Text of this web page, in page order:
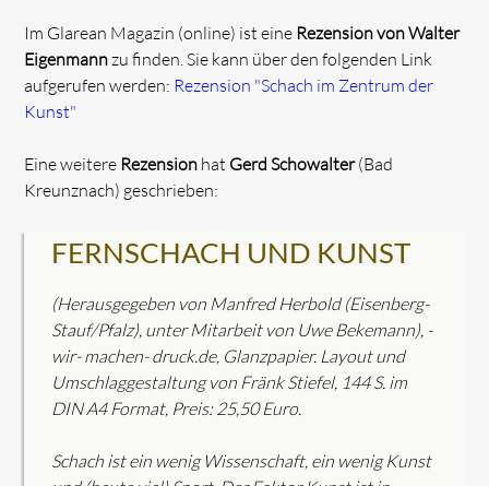
Im Glarean Magazin (online) ist eine Rezension von Walter
Eigenmannzu finden. Sie kann über den folgenden Link
aufgerufen werden: Rezension "Schach im Zentrum der
Kunst"
Eine weitere Rezension hat Gerd Schowalter(Bad
Kreunznach) geschrieben:
FERNSCHACH UND KUNST
(Herausgegeben von Manfred Herbold (Eisenberg-
Stauf/Pfalz), unter Mitarbeit von Uwe Bekemann), -
wir- machen- druck.de, Glanzpapier. Layout und
Umschlaggestaltung von Fränk Stiefel, 144 S. im
DIN A4 Format, Preis: 25,50 Euro.
Schach ist ein wenig Wissenschaft, ein wenig Kunst